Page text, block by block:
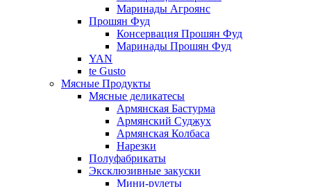
Маринады Агроянс
Прошян Фуд
Консервация Прошян Фуд
Маринады Прошян Фуд
YAN
te Gusto
Мясные Продукты
Мясные деликатесы
Армянская Бастурма
Армянский Суджух
Армянская Колбаса
Нарезки
Полуфабрикаты
Эксклюзивные закуски
Мини-рулеты